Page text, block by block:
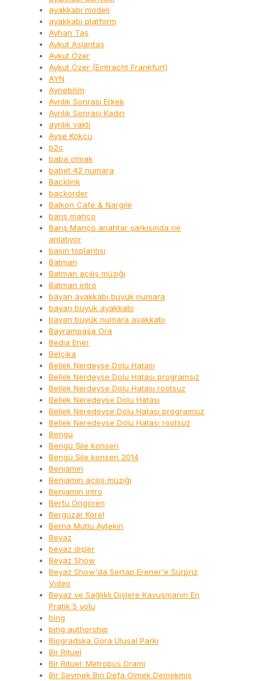
ayakkabı modeli
ayakkabı platform
Ayhan Taş
Aykut Aslantaş
Aykut Özer
Aykut Özer (Eintracht Frankfurt)
AYN
Aynebilim
Ayrılık Sonrası Erkek
Ayrılık Sonrası Kadın
ayrılık vakti
Ayşe Kökçü
b2c
baba olmak
babet 42 numara
Backlink
backorder
Balkon Cafe & Nargile
barış manço
Barış Manço anahtar şarkısında ne
anlatıyor
basın toplantısı
Batman
Batman açılış müziği
Batman intro
bayan ayakkabı büyük numara
bayan büyük ayakkabı
bayan büyük numara ayakkabı
Bayrampaşa Ora
Bedia Ener
Belçika
Bellek Nerdeyse Dolu Hatası
Bellek Nerdeyse Dolu Hatası programsız
Bellek Nerdeyse Dolu Hatası rootsuz
Bellek Neredeyse Dolu Hatası
Bellek Neredeyse Dolu Hatası programsız
Bellek Neredeyse Dolu Hatası rootsuz
Bengü
Bengü Şile konseri
Bengü Şile konseri 2014
Benjamin
Benjamin açılış müziği
Benjamin intro
Berfu Öngören
Bergüzar Korel
Berna Mutlu Aytekin
Beyaz
beyaz dişler
Beyaz Show
Beyaz Show'da Sertap Erener'e Sürpriz
Video
Beyaz ve Sağlıklı Dişlere Kavuşmanın En
Pratik 5 yolu
bing
bing authorship
Biogradska Gora Ulusal Parkı
Bir Ritüel
Bir Ritüel: Metrobüs Dramı
Bir Sevmek Bin Defa Ölmek Demekmiş